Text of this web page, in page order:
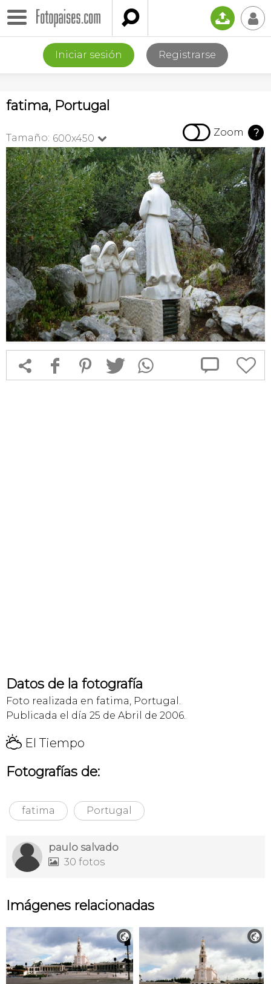
 📤 👤
Iniciar sesión Registrarse
fatima, Portugal
Tamaño: 600x450   Zoom ?
 f 1 T  
Datos de la fotografía
Foto realizada en fatima, Portugal.
Publicada el día 25 de Abril de 2006.
H El Tiempo
Fotografías de:
fatima Portugal
paulo salvado
 30 fotos
Imágenes relacionadas
 